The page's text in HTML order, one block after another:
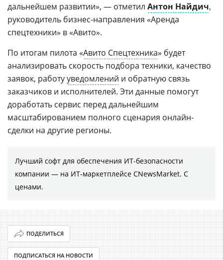
дальнейшем развитии», — отметил Антон Найдич,
руководитель бизнес-направления «Аренда
спецтехники» в «Авито».
По итогам пилота «Авито Спецтехника» будет
анализировать скорость подбора техники, качество
заявок, работууведомлений и обратную связь
заказчиков и исполнителей. Эти данные помогут
доработать сервис перед дальнейшим
масштабированием полного сценария онлайн-
сделки на другие регионы.
Лучший софт для обеспечения ИТ-безопасности
компании ― на ИТ-маркетплейсе CNewsMarket. С
ценами.
ПОДЕЛИТЬСЯ
ПОДПИСАТЬСЯ НА НОВОСТИ